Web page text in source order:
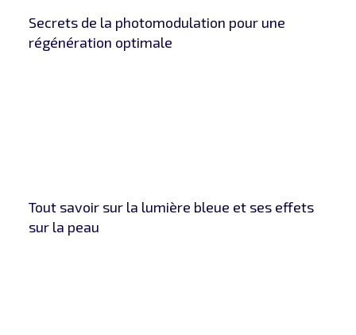
Secrets de la photomodulation pour une
régénération optimale
Tout savoir sur la lumière bleue et ses effets
sur la peau